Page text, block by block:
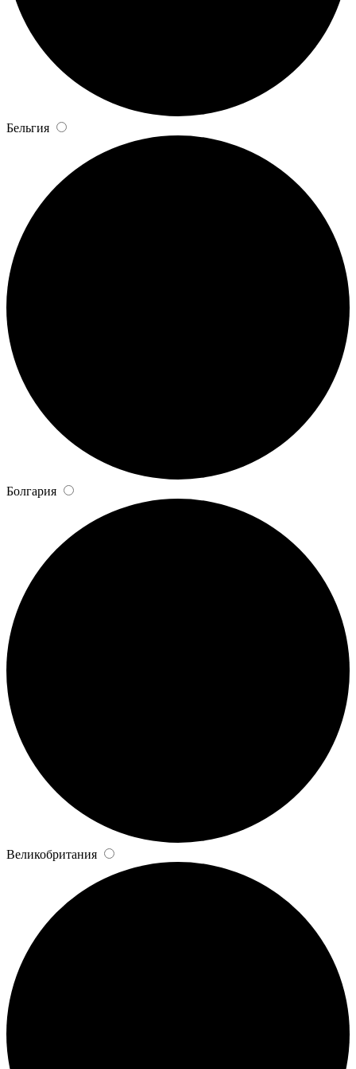
Бельгия
Болгария
Великобритания